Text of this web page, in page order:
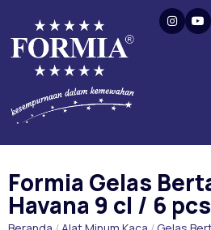
Formia Gelas
Havana 9 cl / 6 pcs